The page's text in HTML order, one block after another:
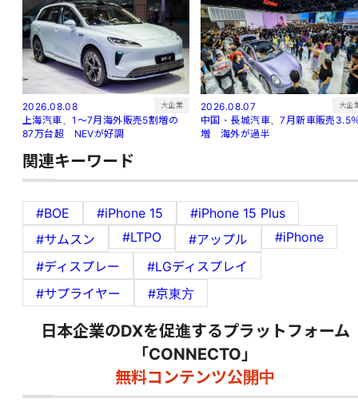
2026.08.08 大企業
上海汽車、1～7月海外販売5割増の
87万台超 NEVが好調
2026.08.07 大企
中国・長城汽車、7月新車販売3.5
増 海外が過半
関連キーワード
#BOE #iPhone 15
#iPhone 15 Plus
#サムスン
#LTPO #アップル
#iPhone
#ディスプレー
#LGディスプレイ
#サプライヤー
#京東方
日本企業のDXを促進するプラットフォーム
「CONNECTO」
無料コンテンツ公開中